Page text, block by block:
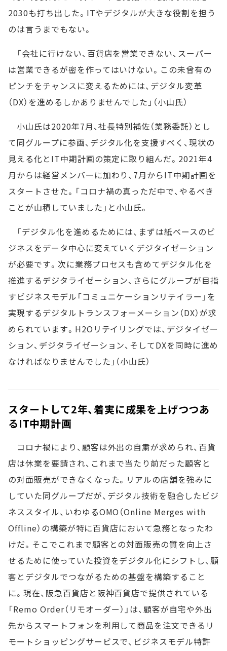
2030も打ち出した。ITやデジタルが大きな役割を担う
のは言うまでもない。
「会社に行けない、百貨店を営業できない、スーパー
は営業できるが密を作ってはいけない。この未曾有の
ピンチをチャンスに変えるためには、デジタル変革
（DX）を進めるしかありませんでした」（小山氏）
小山氏は2020年7月、社長特別補佐（業務委託）とし
て同グループに参画、デジタル化を支援すべく、現状の
見える化とIT中期計画の策定に取り組んだ。2021年4
月からは経営メンバーに加わり、7月からIT中期計画を
スタートさせた。「コロナ禍の真っただ中で、やるべき
ことが山積していました」と小山氏。
「デジタル化を進めるためには、まずは紙ベースのビ
ジネスをデータ中心に変えていくデジタイゼーション
が必要です。次に業務プロセスも含めてデジタル化を
推進するデジタライゼーション、さらにグループが目指
すビジネスモデル「コミュニケーションリテイラー」を
実現するデジタルトランスフォーメーション（DX）が求
められています。H2Oリテイリングでは、デジタイゼー
ション、デジタライゼーション、そしてDXを同時に進め
なければなりませんでした」（小山氏）
スタートして2年、着実に成果を上げつつあ
るIT中期計画
コロナ禍により、顧客は外出の自粛が求められ、百貨
店は休業を要請され、これまで当たり前だった顧客と
の対面販売ができなくなった。リアルの店舗を強みに
していた同グループだが、デジタル技術を融合したビジ
ネススタイル、いわゆるOMO（Online Merges with
Offline）の構築が特に百貨店において急務となったわ
けだ。そこでこれまで顧客との対面販売の質を向上さ
せるために使っていた投資をデジタル化にシフトし、顧
客とデジタルでつながるための基盤を構築すること
に。現在、阪急百貨店と阪神百貨店で提供されている
「Remo Order（リモオーダー）」は、顧客が自宅や外出
先からスマートフォンを利用して商品を注文できるリ
モートショッピングサービスで、ビジネスモデル特許